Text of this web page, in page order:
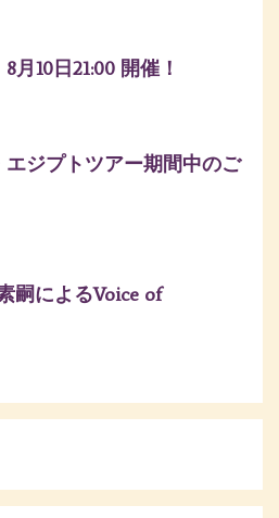
月10日21:00 開催！
ジプトツアー期間中のご
嗣によるVoice of